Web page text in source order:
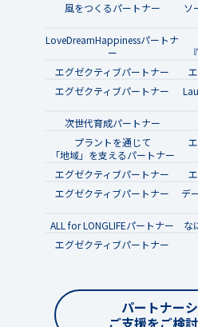
風をつくるパートナー
ソ
LoveDreamHappinessパートナ
ー
エグゼクティブパートナー
エグゼクティブパートナー
次世代育成パートナー
プラントを通じて
「地域」を支えるパートナー
エグゼクティブパートナー
エグゼクティブパートナー
デ
ALL for LONGLIFEパートナー
な
エグゼクティブパートナー
パートナー
ご支援をご検